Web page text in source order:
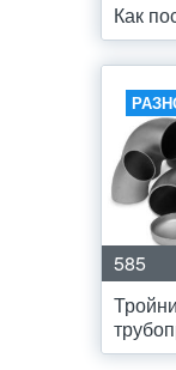
Как
585